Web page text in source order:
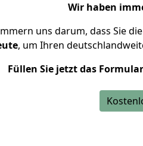
Wir haben
uns darum, dass Sie
, um Ihren
Füllen Sie jetzt das